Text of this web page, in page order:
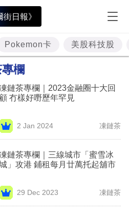
日報》
Pokemon卡 美股科技股
欄
鏈茶專欄｜2023金融圈十大回
顧 冇樣好嘢歷年罕見
2 Jan 2024 凍鏈茶
鏈茶專欄｜三線城市「蜜雪冰
城」攻港 鋪租每月廿萬托起舖市
29 Dec 2023 凍鏈茶